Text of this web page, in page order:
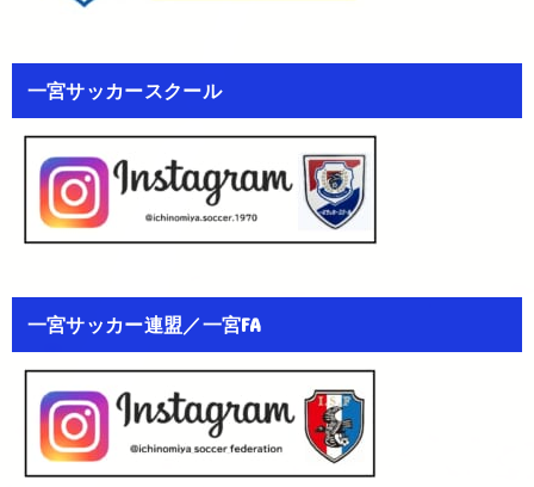
一宮サッカースクール
一宮サッカー連盟／一宮FA